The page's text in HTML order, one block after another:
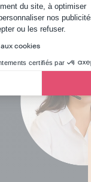
du site, à optimiser
nos
ou les refuser.
cookies
certifiés par
Axeptio consent